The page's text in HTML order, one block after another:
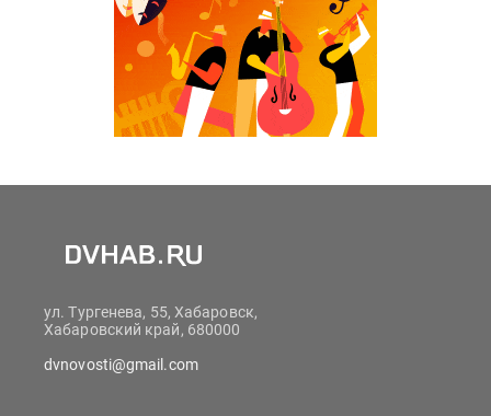
ул. Тургенева, 55, Хабаровск,
Хабаровский край, 680000
dvnovosti@gmail.com